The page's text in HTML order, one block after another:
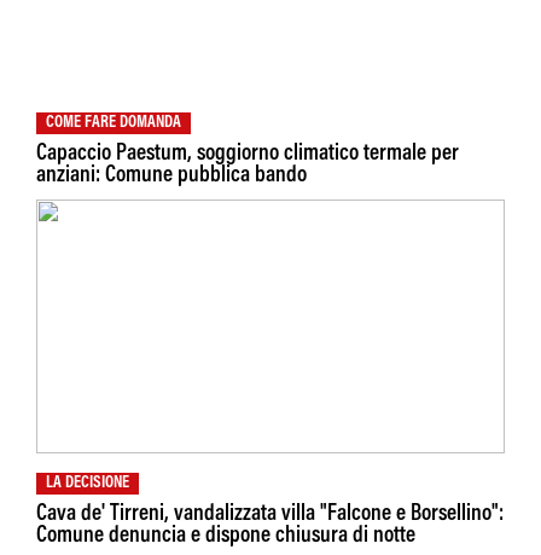
COME FARE DOMANDA
Capaccio Paestum, soggiorno climatico termale per
anziani: Comune pubblica bando
LA DECISIONE
Cava de' Tirreni, vandalizzata villa "Falcone e Borsellino":
Comune denuncia e dispone chiusura di notte